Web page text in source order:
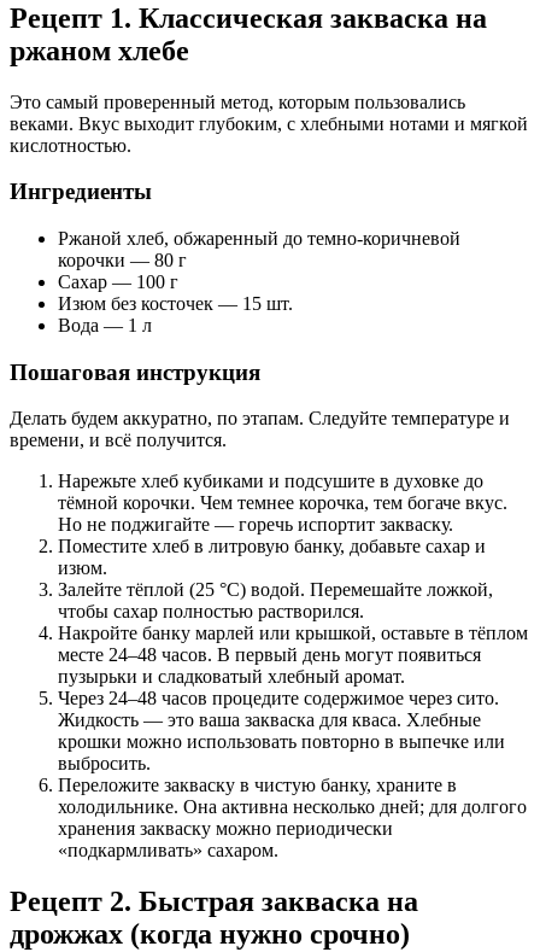
Рецепт 1. Классическая закваска на
ржаном хлебе
Это самый проверенный метод, которым пользовались
веками. Вкус выходит глубоким, с хлебными нотами и мягкой
кислотностью.
Ингредиенты
Ржаной хлеб, обжаренный до темно-коричневой
корочки — 80 г
Сахар — 100 г
Изюм без косточек — 15 шт.
Вода — 1 л
Пошаговая инструкция
Делать будем аккуратно, по этапам. Следуйте температуре и
времени, и всё получится.
Нарежьте хлеб кубиками и подсушите в духовке до
тёмной корочки. Чем темнее корочка, тем богаче вкус.
Но не поджигайте — горечь испортит закваску.
Поместите хлеб в литровую банку, добавьте сахар и
изюм.
Залейте тёплой (25 °C) водой. Перемешайте ложкой,
чтобы сахар полностью растворился.
Накройте банку марлей или крышкой, оставьте в тёплом
месте 24–48 часов. В первый день могут появиться
пузырьки и сладковатый хлебный аромат.
Через 24–48 часов процедите содержимое через сито.
Жидкость — это ваша закваска для кваса. Хлебные
крошки можно использовать повторно в выпечке или
выбросить.
Переложите закваску в чистую банку, храните в
холодильнике. Она активна несколько дней; для долгого
хранения закваску можно периодически
«подкармливать» сахаром.
Рецепт 2. Быстрая закваска на
дрожжах (когда нужно срочно)